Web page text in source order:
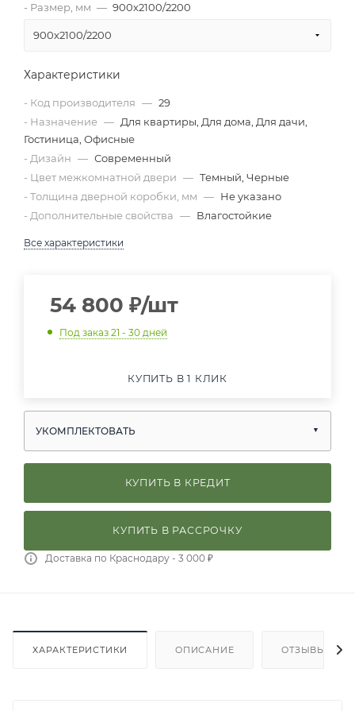
- Размер, мм — 900х2100/2200
900х2100/2200
Характеристики
- Код производителя — 29
- Назначение — Для квартиры, Для дома, Для дачи,
Гостиница, Офисные
- Дизайн — Современный
- Цвет межкомнатной двери — Темный, Черные
- Толщина дверной коробки, мм — Не указано
- Дополнительные свойства — Влагостойкие
Все характеристики
54 800 ₽/шт
Под заказ 21 - 30 дней
КУПИТЬ В 1 КЛИК
УКОМПЛЕКТОВАТЬ
КУПИТЬ В КРЕДИТ
КУПИТЬ В РАССРОЧКУ
Доставка по Краснодару - 3 000 ₽
ХАРАКТЕРИСТИКИ ОПИСАНИЕ ОТЗЫВЫ